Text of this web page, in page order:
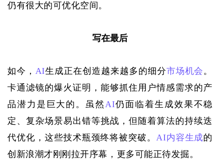
仍有很大的可优化空间。
写在最后
如今， AI生成正在创造越来越多的细分市场机会。
卡通滤镜的爆火证明，能够抓住用户情感需求的产
品潜力 是巨大的 。虽然AI仍面临着生成效果不稳
定、复杂场景易出错等挑战，但随着算法的持续迭
代优化，这些技术瓶颈终将被突破。AI内容生成的
创新浪潮才刚刚拉开序幕，更多可能正待发掘。